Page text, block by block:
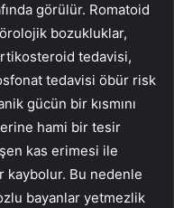
görülür. Romatoid
bozukluklar,
tedavisi,
tedavisi öbür risk
gücün bir kısmını
hami bir tesir
kas erimesi ile
kaybolur. Bu nedenle
bayanlar yetmezlik